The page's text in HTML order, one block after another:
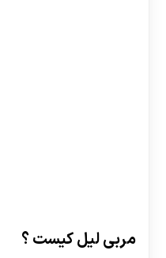
مربی لیل کیست ؟